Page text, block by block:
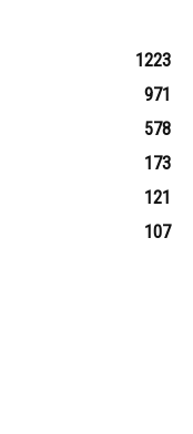
1223
971
578
173
121
107